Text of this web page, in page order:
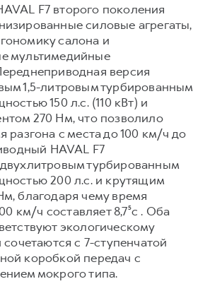
F7 второго поколения
силовые агрегаты,
салона и
мультимедийные
версия
1,5-литровым турбированным
150 л.с. (110 кВт) и
270 Нм, что позволило
разгона с места до 100 км/ч до
HAVAL F7
турбированным
200 л.с. и крутящим
благодаря чему время
км/ч составляет 8,7⁵с . Оба
экологическому
с 7-ступенчатой
коробкой передач с
мокрого типа.